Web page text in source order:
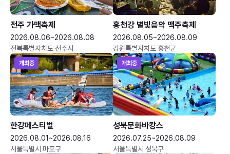
전주 가맥축제
2026.08.06~2026.08.08
전북특별자치도 전주시
홍천강 별빛음악 맥주축제
2026.08.05~2026.08.09
강원특별자치도 홍천군
개최중
한강페스티벌
2026.08.01~2026.08.16
서울특별시 마포구
개최중
성북문화바캉스
2026.07.25~2026.08.09
서울특별시 성북구